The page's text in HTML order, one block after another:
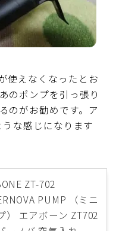
使えなくなったとお
のポンプを引っ張り
のがお勧めです。ア
な感じになります
ZT-702
PUMP （ミニ
） エアボーン ZT702